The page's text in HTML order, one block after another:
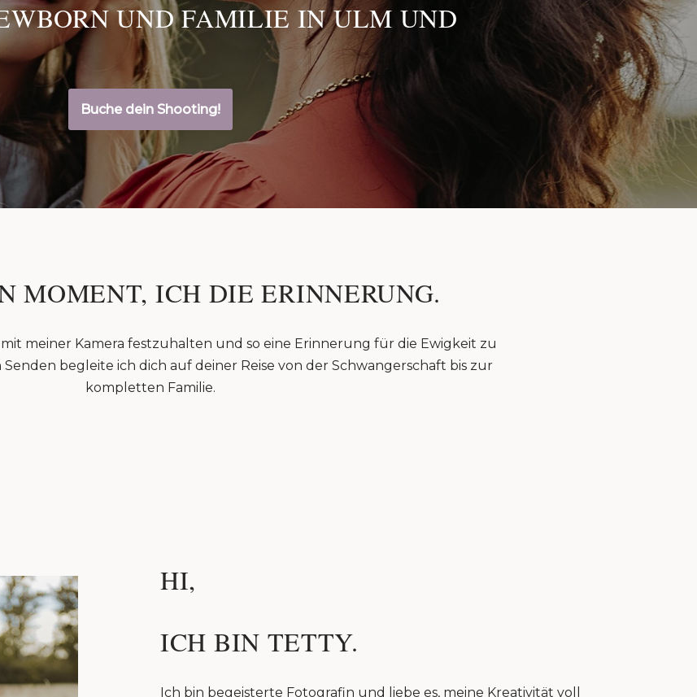
UND FAMILIE IN ULM UND
Buche dein Shooting!
MOMENT, ICH DIE ERINNERUNG.
meiner Kamera festzuhalten und so eine Erinnerung für die Ewigkeit zu
begleite ich dich auf deiner Reise von der Schwangerschaft bis zur
kompletten Familie.
HI,
ICH BIN TETTY.
Ich bin begeisterte Fotografin und liebe es, meine Kreativität voll